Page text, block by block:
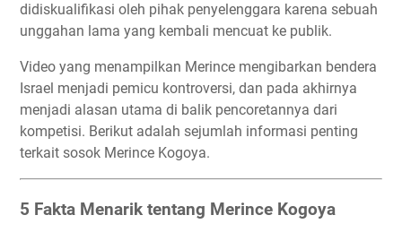
didiskualifikasi oleh pihak penyelenggara karena sebuah
unggahan lama yang kembali mencuat ke publik.
Video yang menampilkan Merince mengibarkan bendera
Israel menjadi pemicu kontroversi, dan pada akhirnya
menjadi alasan utama di balik pencoretannya dari
kompetisi. Berikut adalah sejumlah informasi penting
terkait sosok Merince Kogoya.
5 Fakta Menarik tentang Merince Kogoya